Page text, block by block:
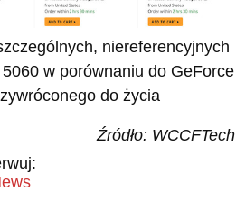
niereferencyjnych
w porównaniu do GeForce
do życia
Źródło: WCCFTech